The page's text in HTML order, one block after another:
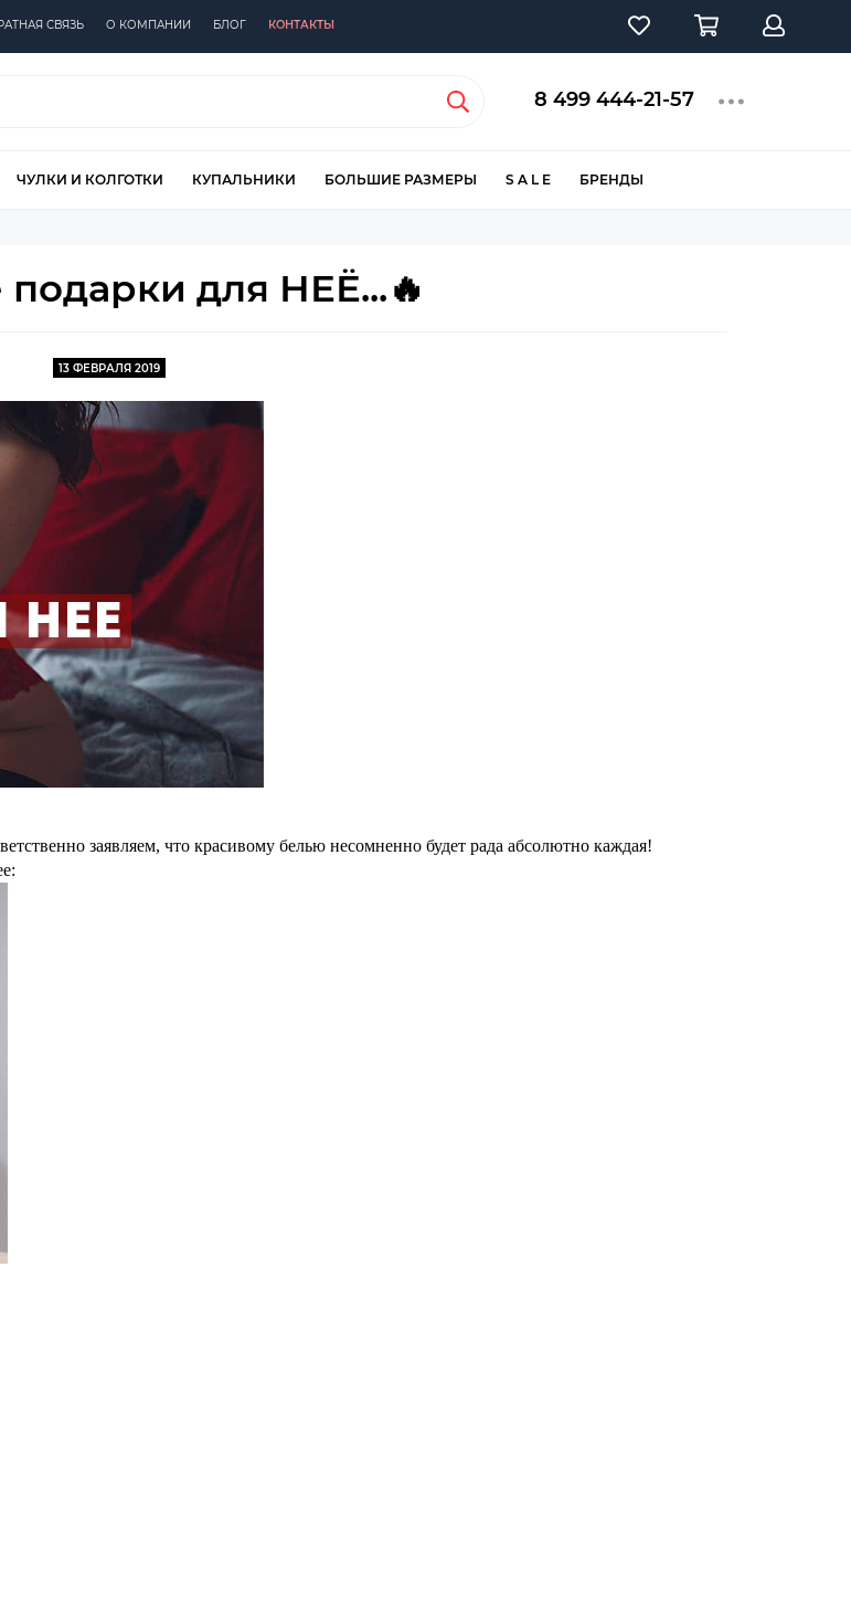
СВЯЗЬ О КОМПАНИИ БЛОГ КОНТАКТЫ
8 499 444-21-57
ЧУЛКИ И КОЛГОТКИ КУПАЛЬНИКИ БОЛЬШИЕ РАЗМЕРЫ S A L E БРЕНДЫ
для НЕЁ...🔥
13 ФЕВРАЛЯ 2019
заявляем, что красивому белью несомненно будет рада абсолютно каждая!